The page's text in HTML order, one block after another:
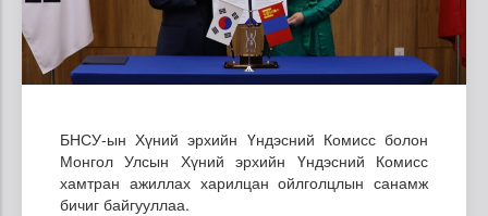
БНСУ-ын Хүний эрхийн Үндэсний Комисс болон
Монгол Улсын Хүний эрхийн Үндэсний Комисс
хамтран ажиллах харилцан ойлголцлын санамж
бичиг байгууллаа.